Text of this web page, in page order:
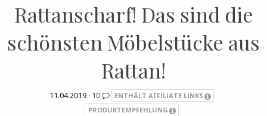
Rattanscharf! Das sind die
schönsten Möbelstücke aus
Rattan!
11.04.2019 · 10
ENTHÄLT AFFILIATE LINKS
PRODUKTEMPFEHLUNG